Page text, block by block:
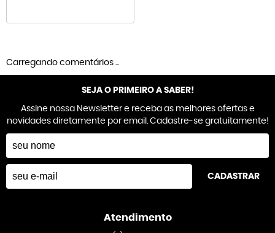
Carregando comentários ...
SEJA O PRIMEIRO A SABER!
Assine nossa Newsletter e receba as melhores ofertas e
novidades diretamente por email. Cadastre-se gratuitamente!
CADASTRAR
Atendimento